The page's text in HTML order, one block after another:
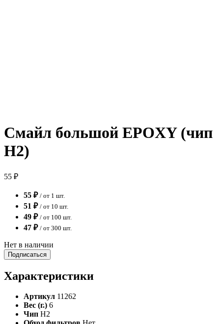
Смайл большой EPOXY (чип
H2)
55 ₽
55 ₽ / от 1 шт.
51 ₽ / от 10 шт.
49 ₽ / от 100 шт.
47 ₽ / от 300 шт.
Нет в наличии
Подписаться
Характеристики
Артикул 11262
Вес (г.) 6
Чип H2